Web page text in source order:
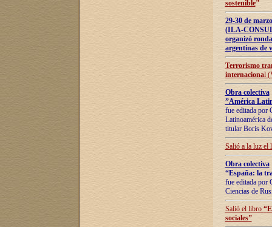
sostenible"
29-30 de
(ILA-
organizó
argentinas de
Terrorismo
internacional
Obra colectiva
”América
fue editada por
Latinoamérica
titular Boris
Salió a la luz el
Obra colectiva
“España: la
fue editada por
Ciencias de
Salió el libro “
sociales”